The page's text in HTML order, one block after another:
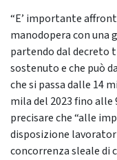
“E’ importante
manodopera con una
partendo dal decreto
sostenuto e che può
che si passa dalle 14
mila del 2023 fino alle
precisare che “alle
disposizione
concorrenza sleale di